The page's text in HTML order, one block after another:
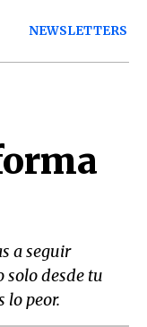
NEWSLETTERS
a seguir
solo desde tu
lo peor.